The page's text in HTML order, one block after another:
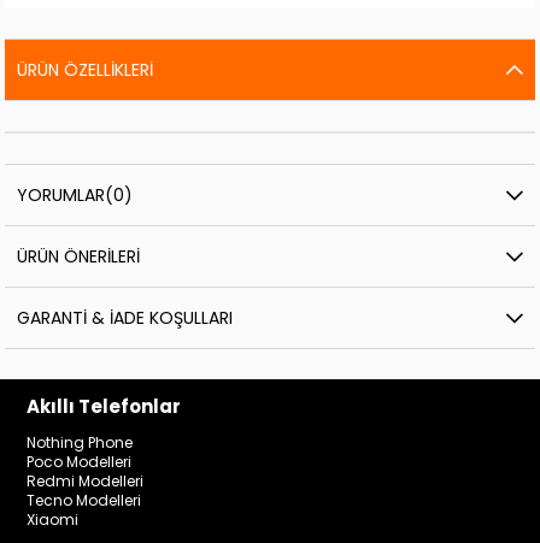
ÜRÜN ÖZELLIKLERI
YORUMLAR(0)
ÜRÜN ÖNERILERI
GARANTI & İADE KOŞULLARI
Akıllı Telefonlar
Nothing Phone
Poco Modelleri
Redmi Modelleri
Tecno Modelleri
Xiaomi